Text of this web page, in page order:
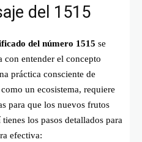
del 1515
del número 1515 se
con entender el concepto
práctica consciente de
un ecosistema, requiere
para que los nuevos frutos
los pasos detallados para
efectiva: